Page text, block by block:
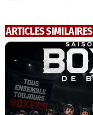
ARTICLES SIMILAIRES